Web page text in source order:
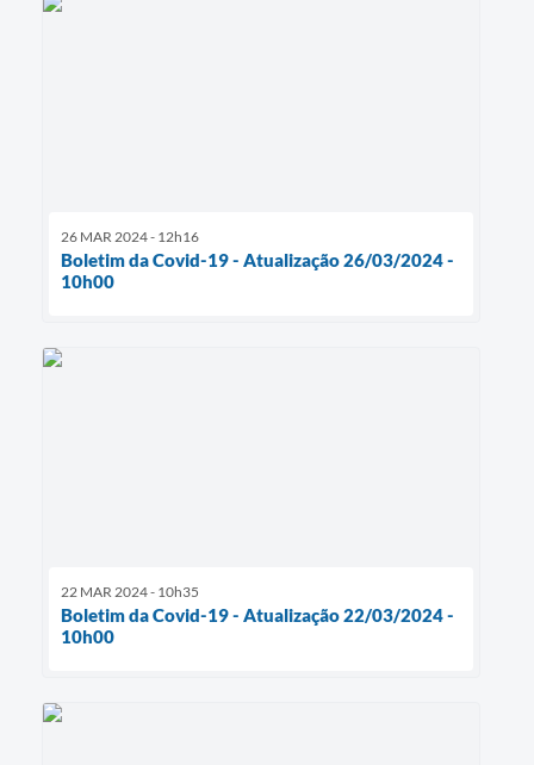
26 MAR 2024 - 12h16
Boletim da Covid-19 - Atualização 26/03/2024 -
10h00
22 MAR 2024 - 10h35
Boletim da Covid-19 - Atualização 22/03/2024 -
10h00